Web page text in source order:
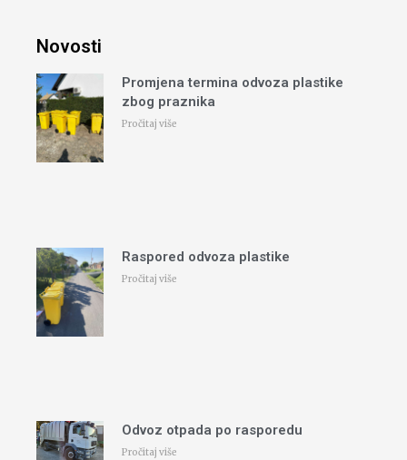
Novosti
Promjena termina odvoza plastike
zbog praznika
Pročitaj više
Raspored odvoza plastike
Pročitaj više
Odvoz otpada po rasporedu
Pročitaj više